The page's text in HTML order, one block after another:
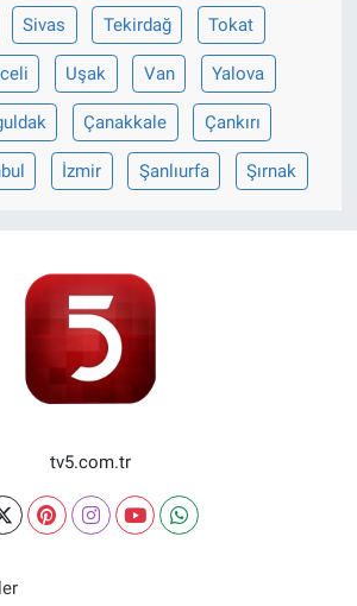
Sivas Tekirdağ Tokat
Uşak Van Yalova
Çanakkale Çankırı
İzmir Şanlıurfa Şırnak
tv5.com.tr